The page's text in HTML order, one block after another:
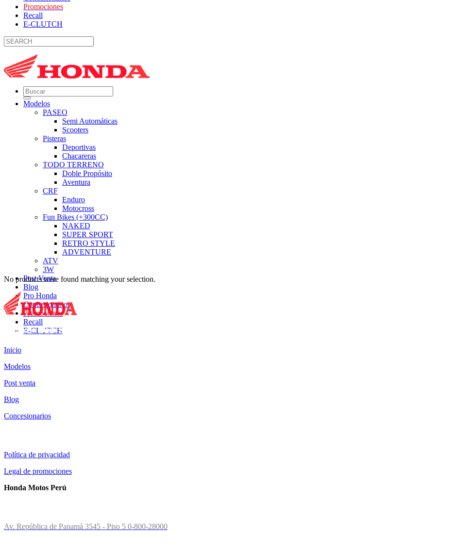
Promociones
Recall
E-CLUTCH
Modelos
PASEO
Semi Automáticas
Scooters
Pisteras
Deportivas
Chacareras
TODO TERRENO
Doble Propósito
Aventura
CRF
Enduro
Motocross
Fun Bikes (+300CC)
NAKED
SUPER SPORT
RETRO STYLE
ADVENTURE
ATV
3W
Post Venta
Blog
Pro Honda
Concesionarios
Promociones
Recall
E-CLUTCH
No products were found matching your selection.
Mapa del sitio:
Inicio
Modelos
Post venta
Blog
Concesionarios
Política de privacidad
Legal de promociones
Honda Motos Perú
Av. República de Panamá 3545 - Piso 5 0-800-28000